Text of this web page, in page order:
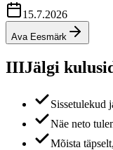
15.7.2026
Ava Eesmärk
IIIJälgi
Sissetulekud
Näe neto
Mõista